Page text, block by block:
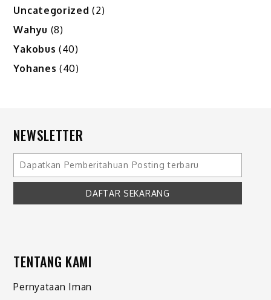
Uncategorized (2)
Wahyu (8)
Yakobus (40)
Yohanes (40)
NEWSLETTER
TENTANG KAMI
Pernyataan Iman